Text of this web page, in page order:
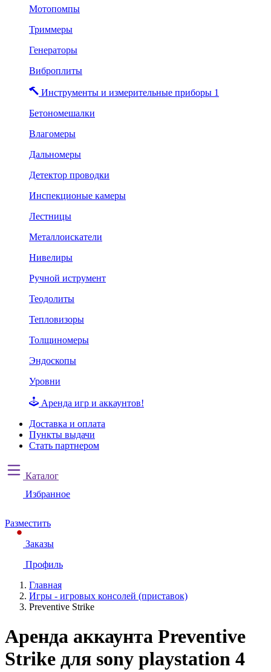
Мотопомпы
Триммеры
Генераторы
Виброплиты
Инструменты и измерительные приборы 1
Бетономешалки
Влагомеры
Дальномеры
Детектор проводки
Инспекционые камеры
Лестницы
Металлоискатели
Нивелиры
Ручной иструмент
Теодолиты
Тепловизоры
Толщиномеры
Эндоскопы
Уровни
Аренда игр и аккаунтов!
Доставка и оплата
Пункты выдачи
Стать партнером
Каталог
Избранное
Разместить
Заказы
Профиль
Главная
Игры - игровых консолей (приставок)
Preventive Strike
Аренда аккаунта Preventive
Strike для sony playstation 4